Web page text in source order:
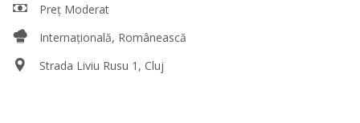
Preț Moderat
Internațională, Românească
Strada Liviu Rusu 1, Cluj